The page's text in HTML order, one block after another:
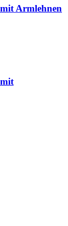
Armlehnen